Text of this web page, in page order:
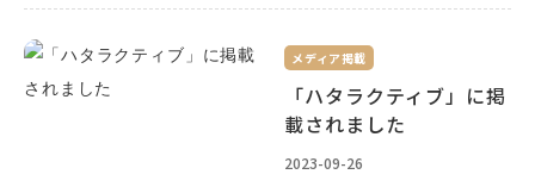
メディア掲載
「ハタラクティブ」に掲
載されました
2023-09-26